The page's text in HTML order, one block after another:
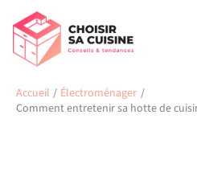
contenu
Accueil
Électroménager
Comment entretenir sa hotte de
Rechercher